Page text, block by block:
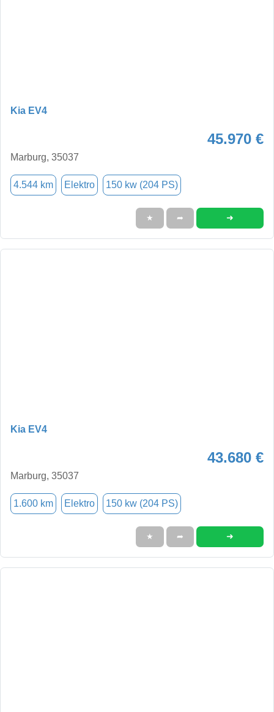
Kia EV4
45.970 €
Marburg, 35037
4.544 km Elektro 150 kw (204 PS)
★ ➦ ➜
Kia EV4
43.680 €
Marburg, 35037
1.600 km Elektro 150 kw (204 PS)
★ ➦ ➜